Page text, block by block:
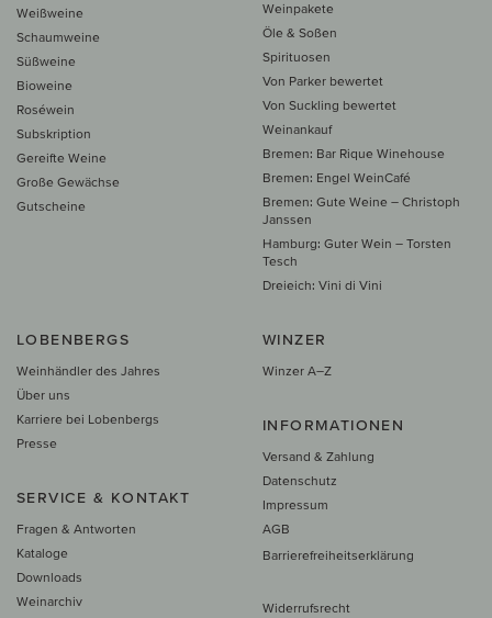
Weißweine
Schaumweine
Süßweine
Bioweine
Roséwein
Subskription
Gereifte Weine
Große Gewächse
Gutscheine
Weinpakete
Öle & Soßen
Spirituosen
Von Parker bewertet
Von Suckling bewertet
Weinankauf
Bremen: Bar Rique Winehouse
Bremen: Engel WeinCafé
Bremen: Gute Weine – Christoph
Janssen
Hamburg: Guter Wein – Torsten
Tesch
Dreieich: Vini di Vini
LOBENBERGS
Weinhändler des Jahres
Über uns
Karriere bei Lobenbergs
Presse
SERVICE & KONTAKT
Fragen & Antworten
Kataloge
Downloads
Weinarchiv
WINZER
Winzer A–Z
INFORMATIONEN
Versand & Zahlung
Datenschutz
Impressum
AGB
Barrierefreiheitserklärung
Widerrufsrecht